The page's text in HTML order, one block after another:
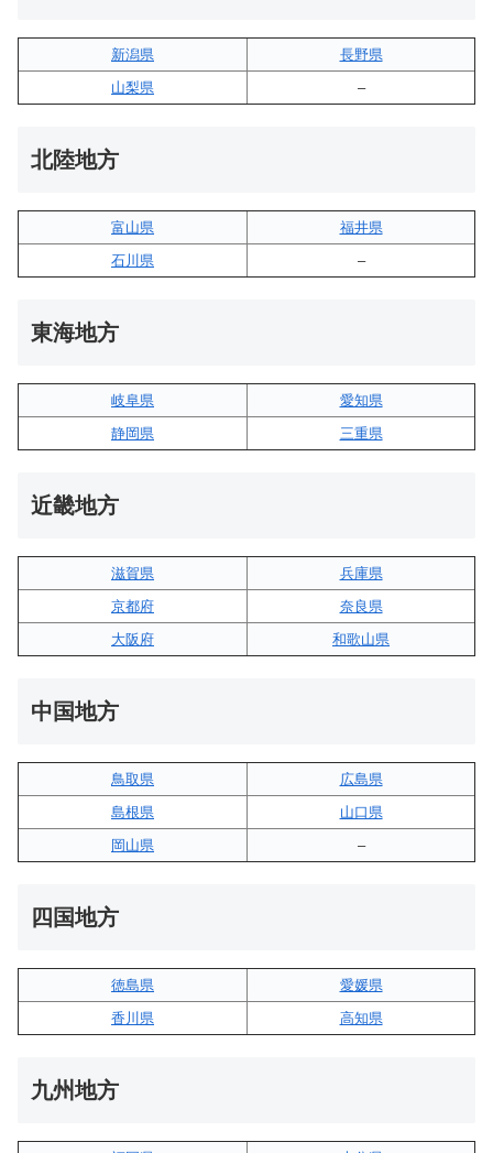
新潟県
長野県
山梨県
–
北陸地方
富山県
福井県
石川県
–
東海地方
岐阜県
愛知県
静岡県
三重県
近畿地方
滋賀県
兵庫県
京都府
奈良県
大阪府
和歌山県
中国地方
鳥取県
広島県
島根県
山口県
岡山県
–
四国地方
徳島県
愛媛県
香川県
高知県
九州地方